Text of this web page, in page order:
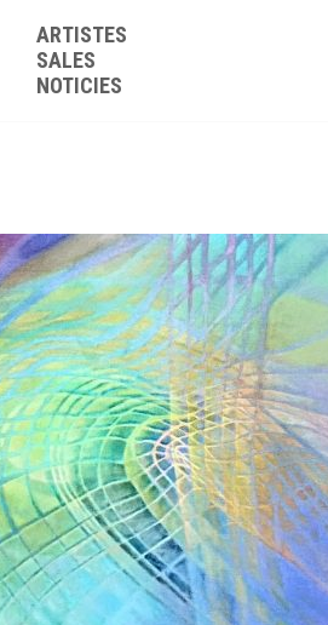
ARTISTES
SALES
NOTICIES